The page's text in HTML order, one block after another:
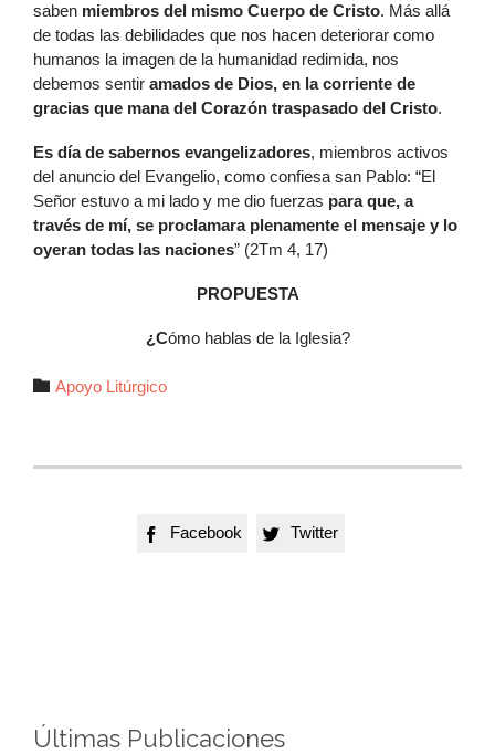
saben miembros del mismo Cuerpo de Cristo. Más allá
de todas las debilidades que nos hacen deteriorar como
humanos la imagen de la humanidad redimida, nos
debemos sentir amados de Dios, en la corriente de
gracias que mana del Corazón traspasado del Cristo.
Es día de sabernos evangelizadores, miembros activos
del anuncio del Evangelio, como confiesa san Pablo: “El
Señor estuvo a mi lado y me dio fuerzas para que, a
través de mí, se proclamara plenamente el mensaje y lo
oyeran todas las naciones” (2Tm 4, 17)
PROPUESTA
¿Cómo hablas de la Iglesia?
 Autor
Apoyo Litúrgico
 Facebook  Twitter
Últimas Publicaciones